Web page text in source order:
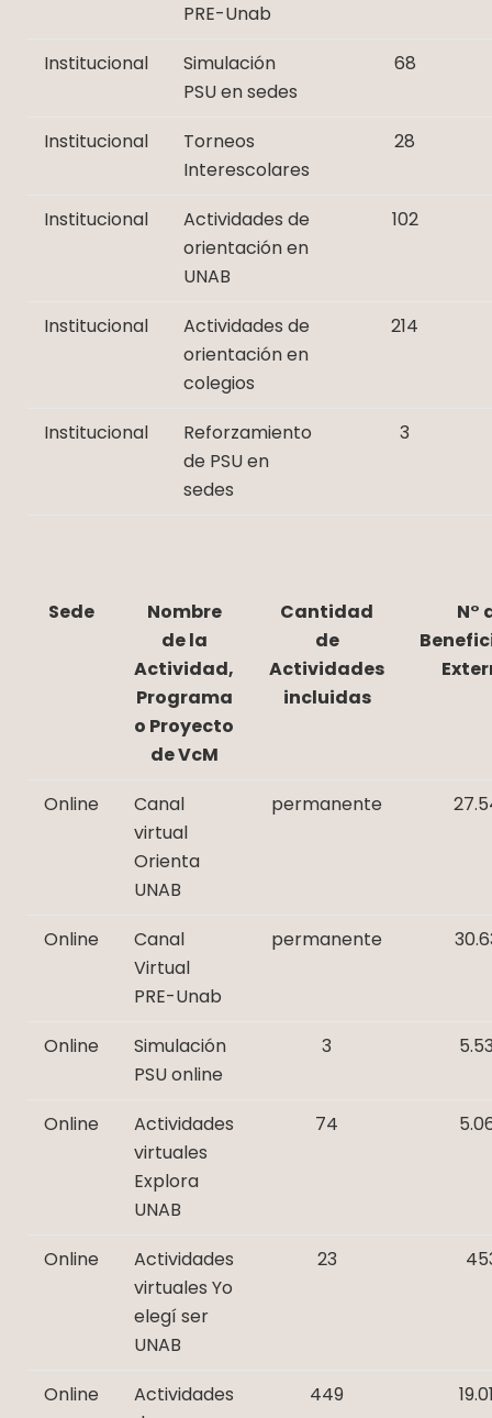
PRE-Unab
Institucional
Simulación
PSU en sedes
68
Institucional
Torneos
Interescolares
28
Institucional
Actividades de
orientación en
UNAB
102
Institucional
Actividades de
orientación en
colegios
214
Institucional
Reforzamiento
de PSU en
sedes
3
Sede
Nombre
de la
Actividad,
Programa
o Proyecto
de VcM
Cantidad
de
Actividades
incluidas
N°
Online
Canal
virtual
Orienta
UNAB
permanente
Online
Canal
Virtual
PRE-Unab
permanente
Online
Simulación
PSU online
3
Online
Actividades
virtuales
Explora
UNAB
74
Online
Actividades
virtuales Yo
elegí ser
UNAB
23
Online
Actividades
449